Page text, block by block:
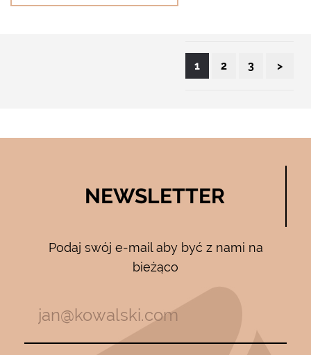
Nawigacja
1 2 3 >
NEWSLETTER
Podaj swój e-mail aby być z nami na
bieżąco